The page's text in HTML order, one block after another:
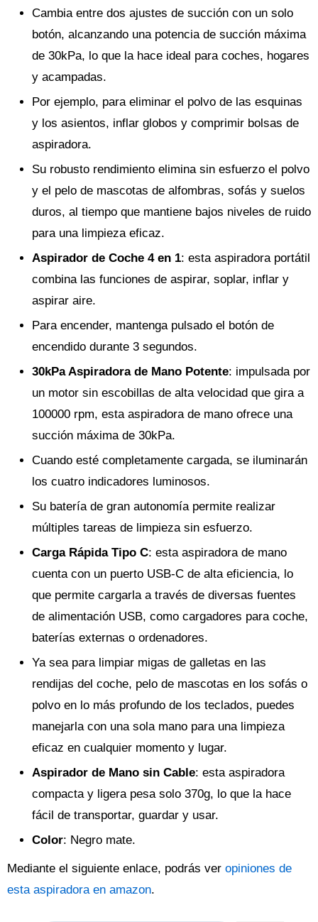
Cambia entre dos ajustes de succión con un solo
botón, alcanzando una potencia de succión máxima
de 30kPa, lo que la hace ideal para coches, hogares
y acampadas.
Por ejemplo, para eliminar el polvo de las esquinas
y los asientos, inflar globos y comprimir bolsas de
aspiradora.
Su robusto rendimiento elimina sin esfuerzo el polvo
y el pelo de mascotas de alfombras, sofás y suelos
duros, al tiempo que mantiene bajos niveles de ruido
para una limpieza eficaz.
Aspirador de Coche 4 en 1: esta aspiradora portátil
combina las funciones de aspirar, soplar, inflar y
aspirar aire.
Para encender, mantenga pulsado el botón de
encendido durante 3 segundos.
30kPa Aspiradora de Mano Potente: impulsada por
un motor sin escobillas de alta velocidad que gira a
100000 rpm, esta aspiradora de mano ofrece una
succión máxima de 30kPa.
Cuando esté completamente cargada, se iluminarán
los cuatro indicadores luminosos.
Su batería de gran autonomía permite realizar
múltiples tareas de limpieza sin esfuerzo.
Carga Rápida Tipo C: esta aspiradora de mano
cuenta con un puerto USB-C de alta eficiencia, lo
que permite cargarla a través de diversas fuentes
de alimentación USB, como cargadores para coche,
baterías externas o ordenadores.
Ya sea para limpiar migas de galletas en las
rendijas del coche, pelo de mascotas en los sofás o
polvo en lo más profundo de los teclados, puedes
manejarla con una sola mano para una limpieza
eficaz en cualquier momento y lugar.
Aspirador de Mano sin Cable: esta aspiradora
compacta y ligera pesa solo 370g, lo que la hace
fácil de transportar, guardar y usar.
Color: Negro mate.
Mediante el siguiente enlace, podrás ver opiniones de
esta aspiradora en amazon.